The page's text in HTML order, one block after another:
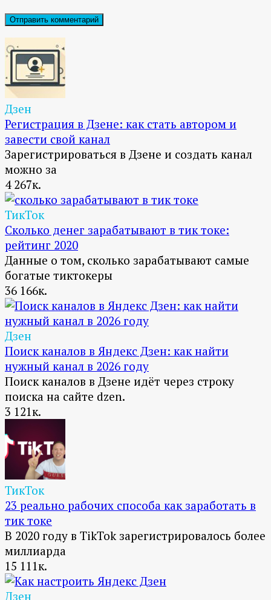
Дзен
Регистрация в Дзене: как стать автором и
завести свой канал
Зарегистрироваться в Дзене и создать канал
можно за
4 267к.
ТикТок
Сколько денег зарабатывают в тик токе:
рейтинг 2020
Данные о том, сколько зарабатывают самые
богатые тиктокеры
36 166к.
Дзен
Поиск каналов в Яндекс Дзен: как найти
нужный канал в 2026 году
Поиск каналов в Дзене идёт через строку
поиска на сайте dzen.
3 121к.
ТикТок
23 реально рабочих способа как заработать в
тик токе
В 2020 году в TikTok зарегистрировалось более
миллиарда
15 111к.
Дзен